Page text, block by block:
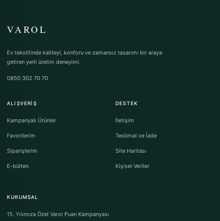
VAROL
Ev tekstilinde kaliteyi, konforu ve zamansız tasarımı bir araya
getiren yerli üretim deneyimi.
0850 302 70 70
ALIŞVERIŞ
Kampanyalı Ürünler
Favorilerim
Siparişlerim
E-bülten
DESTEK
İletişim
Teslimat ve İade
Site Haritası
Kişisel Veriler
KURUMSAL
15. Yılımıza Özel Varol Puan Kampanyası